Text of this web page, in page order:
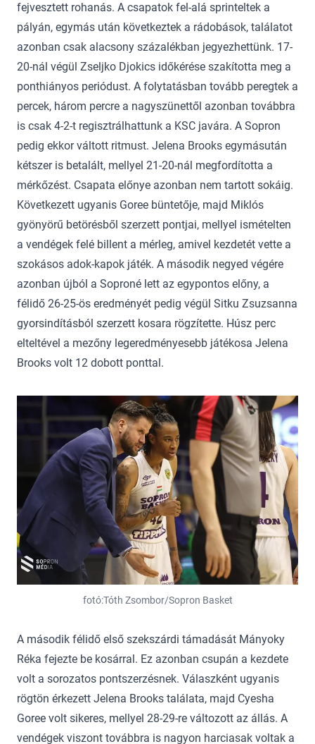
fejvesztett rohanás. A csapatok fel-alá sprinteltek a
pályán, egymás után következtek a rádobások, találatot
azonban csak alacsony százalékban jegyezhettünk. 17-
20-nál végül Zseljko Djokics időkérése szakította meg a
ponthiányos periódust. A folytatásban tovább peregtek a
percek, három percre a nagyszünettől azonban továbbra
is csak 4-2-t regisztrálhattunk a KSC javára. A Sopron
pedig ekkor váltott ritmust. Jelena Brooks egymásután
kétszer is betalált, mellyel 21-20-nál megfordította a
mérkőzést. Csapata előnye azonban nem tartott sokáig.
Következett ugyanis Goree büntetője, majd Miklós
gyönyörű betörésből szerzett pontjai, mellyel ismételten
a vendégek felé billent a mérleg, amivel kezdetét vette a
szokásos adok-kapok játék. A második negyed végére
azonban újból a Soproné lett az egypontos előny, a
félidő 26-25-ös eredményét pedig végül Sitku Zsuzsanna
gyorsindításból szerzett kosara rögzítette. Húsz perc
elteltével a mezőny legeredményesebb játékosa Jelena
Brooks volt 12 dobott ponttal.
fotó:Tóth Zsombor/Sopron Basket
A második félidő első szekszárdi támadását Mányoky
Réka fejezte be kosárral. Ez azonban csupán a kezdete
volt a sorozatos pontszerzésnek. Válaszként ugyanis
rögtön érkezett Jelena Brooks találata, majd Cyesha
Goree volt sikeres, mellyel 28-29-re változott az állás. A
vendégek viszont továbbra is nagyon harciasak voltak a